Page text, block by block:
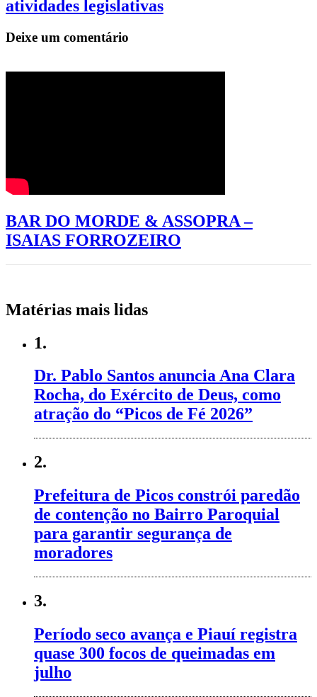
atividades legislativas
Deixe um comentário
BAR DO MORDE & ASSOPRA –
ISAIAS FORROZEIRO
Matérias mais lidas
1.
Dr. Pablo Santos anuncia Ana Clara
Rocha, do Exército de Deus, como
atração do “Picos de Fé 2026”
2.
Prefeitura de Picos constrói paredão
de contenção no Bairro Paroquial
para garantir segurança de
moradores
3.
Período seco avança e Piauí registra
quase 300 focos de queimadas em
julho